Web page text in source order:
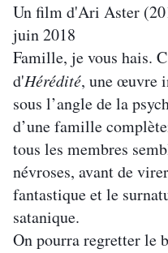
Un film d'Ari Aster
juin 2018
Famille, je vous hais.
d'Hérédité, une œuvre
sous l’angle de la
d’une famille
tous les membres
névroses, avant de
fantastique et le
satanique.
On pourra regretter le